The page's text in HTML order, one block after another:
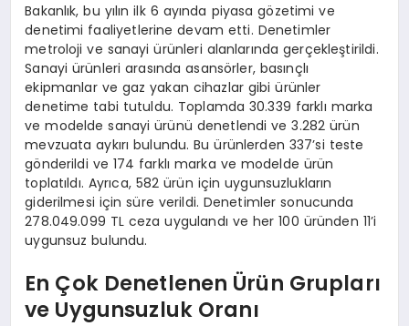
Bakanlık, bu yılın ilk 6 ayında piyasa gözetimi ve
denetimi faaliyetlerine devam etti. Denetimler
metroloji ve sanayi ürünleri alanlarında gerçekleştirildi.
Sanayi ürünleri arasında asansörler, basınçlı
ekipmanlar ve gaz yakan cihazlar gibi ürünler
denetime tabi tutuldu. Toplamda 30.339 farklı marka
ve modelde sanayi ürünü denetlendi ve 3.282 ürün
mevzuata aykırı bulundu. Bu ürünlerden 337’si teste
gönderildi ve 174 farklı marka ve modelde ürün
toplatıldı. Ayrıca, 582 ürün için uygunsuzlukların
giderilmesi için süre verildi. Denetimler sonucunda
278.049.099 TL ceza uygulandı ve her 100 üründen 11’i
uygunsuz bulundu.
En Çok Denetlenen Ürün Grupları
ve Uygunsuzluk Oranı